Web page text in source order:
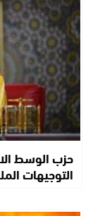
حزب الوسط
التوجيهات